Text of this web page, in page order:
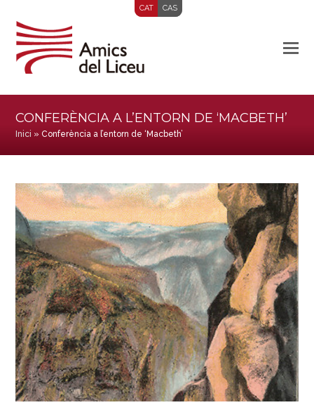
CAT CAS
CONFERÈNCIA A L’ENTORN DE ‘MACBETH’
Inici »Conferència a l’entorn de ‘Macbeth’